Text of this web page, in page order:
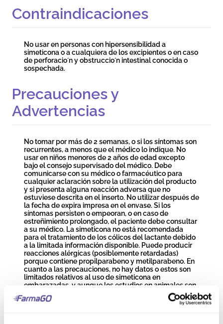
Contraindicaciones
No usar en personas con hipersensibilidad a
simeticona o a cualquiera de los excipientes o en caso
de perforacio´n y obstruccio´n intestinal conocida o
sospechada.
Precauciones y
Advertencias
No tomar por más de 2 semanas, o si los síntomas son
recurrentes, a menos que el médico lo indique. No
usar en niños menores de 2 años de edad excepto
bajo el consejo supervisado del médico. Debe
comunicarse con su médico o farmacéutico para
cualquier aclaración sobre la utilización del producto
y si presenta alguna reacción adversa que no
estuviese descrita en el inserto. No utilizar después de
la fecha de expira impresa en el envase. Si los
síntomas persisten o empeoran, o en caso de
estreñimiento prolongado, el paciente debe consultar
a su médico. La simeticona no está recomendada
para el tratamiento de los cólicos del lactante debido
a la limitada información disponible. Puede producir
reacciones alérgicas (posiblemente retardadas)
porque contiene propilparabeno y metilparabeno. En
cuanto a las precauciones, no hay datos o estos son
limitados relativos al uso de simeticona en
embarazadas, y aunque los estudios en animales son
insuficientes en términos de toxicidad para la
reproducción, no se espera perjuicio en embarazadas